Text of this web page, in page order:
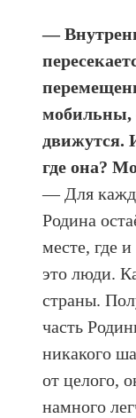
—
мобильны,
движутся.
где она?
— Для
Родина
месте, где
это люди.
страны.
часть
никакого
от целого,
намного